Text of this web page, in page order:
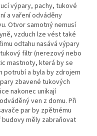
výpary, pachy, tukové
a vaření odváděny
Otvor samotný nemusí
vzduch lze vést také
odtahu nasává výpary
filtr (nerezový nebo
mastnoty, která by se
potrubí a byla by zdrojem
zbavené tukových
nakonec unikají
ven z domu. Při
par by zpětnému
měly zabraňovat